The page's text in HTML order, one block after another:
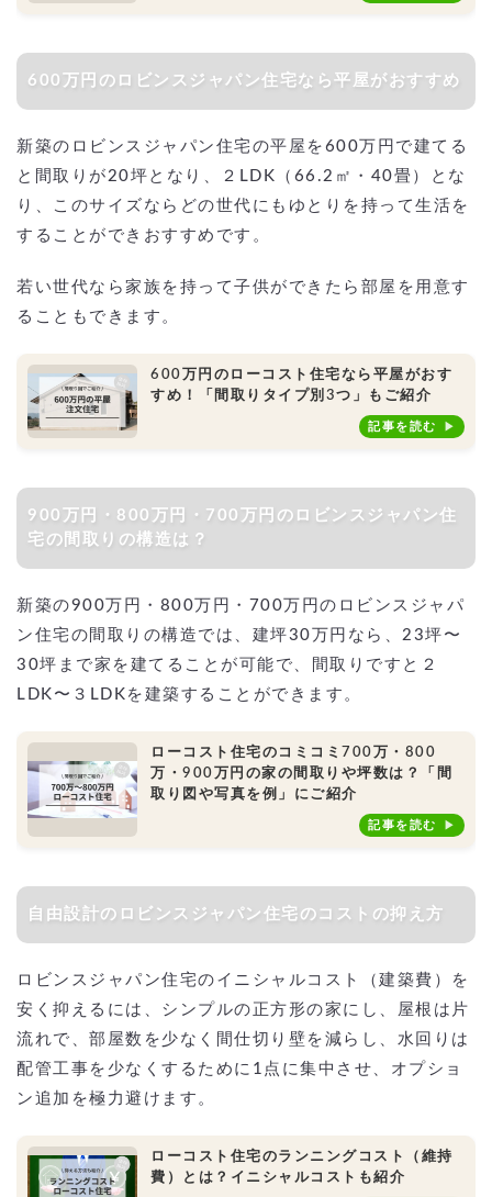
600万円のロビンスジャパン住宅なら平屋がおすすめ
新築のロビンスジャパン住宅の平屋を600万円で建てる
と間取りが20坪となり、２LDK（66.2㎡・40畳）とな
り、このサイズならどの世代にもゆとりを持って生活を
することができおすすめです。
若い世代なら家族を持って子供ができたら部屋を用意す
ることもできます。
600万円のローコスト住宅なら平屋がおす
すめ！「間取りタイプ別3つ」もご紹介
記事を読む
900万円・800万円・700万円のロビンスジャパン住
宅の間取りの構造は？
新築の900万円・800万円・700万円のロビンスジャパ
ン住宅の間取りの構造では、建坪30万円なら、23坪〜
30坪まで家を建てることが可能で、間取りですと２
LDK〜３LDKを建築することができます。
ローコスト住宅のコミコミ700万・800
万・900万円の家の間取りや坪数は？「間
取り図や写真を例」にご紹介
記事を読む
自由設計のロビンスジャパン住宅のコストの抑え方
ロビンスジャパン住宅のイニシャルコスト（建築費）を
安く抑えるには、シンプルの正方形の家にし、屋根は片
流れで、部屋数を少なく間仕切り壁を減らし、水回りは
配管工事を少なくするために1点に集中させ、オプショ
ン追加を極力避けます。
ローコスト住宅のランニングコスト（維持
費）とは？イニシャルコストも紹介